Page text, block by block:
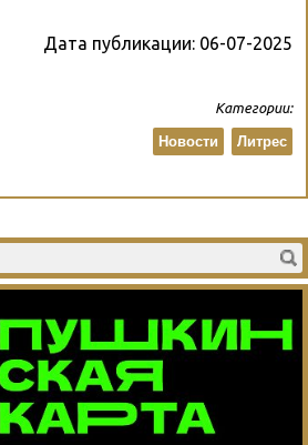
Дата публикации: 06-07-2025
Категории:
Литрес
Новости